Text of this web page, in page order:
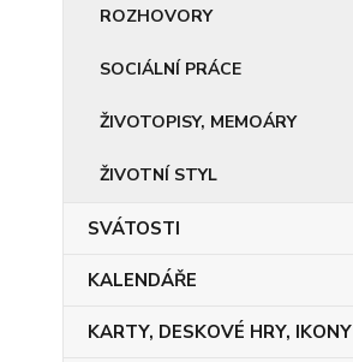
ROZHOVORY
SOCIÁLNÍ PRÁCE
ŽIVOTOPISY, MEMOÁRY
ŽIVOTNÍ STYL
SVÁTOSTI
KALENDÁŘE
KARTY, DESKOVÉ HRY, IKONY